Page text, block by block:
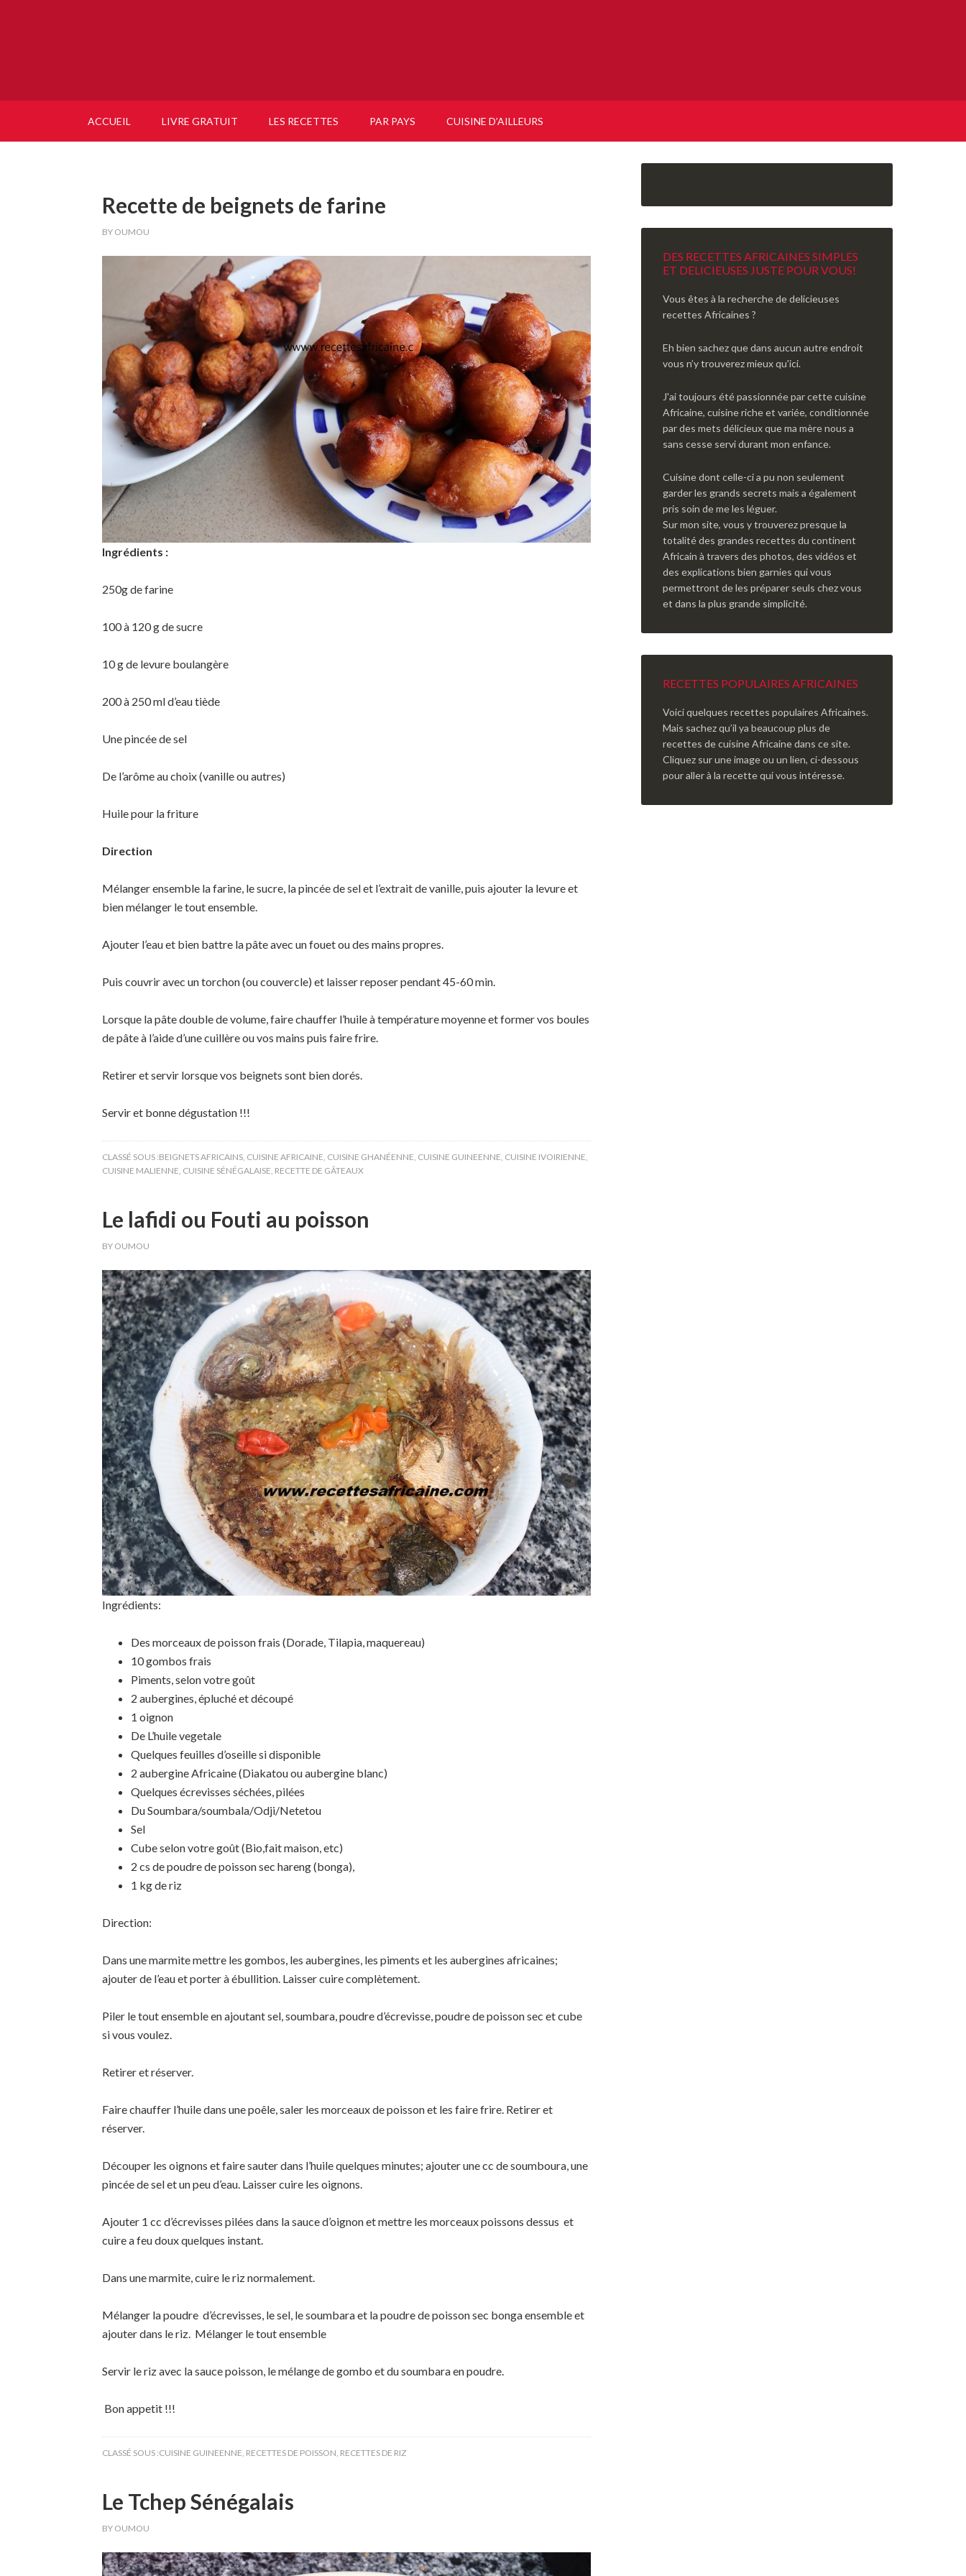
ACCUEIL LIVRE GRATUIT LES RECETTES PAR PAYS CUISINE D’AILLEURS
Recette de beignets de farine
BY OUMOU
Ingrédients :
250g de farine
100 à 120 g de sucre
10 g de levure boulangère
200 à 250 ml d’eau tiède
Une pincée de sel
De l’arôme au choix (vanille ou autres)
Huile pour la friture
Direction
Mélanger ensemble la farine, le sucre, la pincée de sel et l’extrait de vanille, puis ajouter la levure et
bien mélanger le tout ensemble.
Ajouter l’eau et bien battre la pâte avec un fouet ou des mains propres.
Puis couvrir avec un torchon (ou couvercle) et laisser reposer pendant 45-60 min.
Lorsque la pâte double de volume, faire chauffer l’huile à température moyenne et former vos boules
de pâte à l’aide d’une cuillère ou vos mains puis faire frire.
Retirer et servir lorsque vos beignets sont bien dorés.
Servir et bonne dégustation !!!
CLASSÉ SOUS :BEIGNETS AFRICAINS CUISINE AFRICAINE CUISINE GHANÉENNE CUISINE GUINEENNE CUISINE IVOIRIENNE
CUISINE MALIENNE CUISINE SÉNÉGALAISE RECETTE DE GÂTEAUX
Le lafidi ou Fouti au poisson
BY OUMOU
Ingrédients:
Des morceaux de poisson frais (Dorade, Tilapia, maquereau)
10 gombos frais
Piments, selon votre goût
2 aubergines, épluché et découpé
1 oignon
De L’huile vegetale
Quelques feuilles d’oseille si disponible
2 aubergine Africaine (Diakatou ou aubergine blanc)
Quelques écrevisses séchées, pilées
Du Soumbara/soumbala/Odji/Netetou
Sel
Cube selon votre goût (Bio,fait maison, etc)
2 cs de poudre de poisson sec hareng (bonga),
1 kg de riz
Direction:
Dans une marmite mettre les gombos, les aubergines, les piments et les aubergines africaines;
ajouter de l’eau et porter à ébullition. Laisser cuire complètement.
Piler le tout ensemble en ajoutant sel, soumbara, poudre d’écrevisse, poudre de poisson sec et cube
si vous voulez.
Retirer et réserver.
Faire chauffer l’huile dans une poêle, saler les morceaux de poisson et les faire frire. Retirer et
réserver.
Découper les oignons et faire sauter dans l’huile quelques minutes; ajouter une cc de soumboura, une
pincée de sel et un peu d’eau. Laisser cuire les oignons.
Ajouter 1 cc d’écrevisses pilées dans la sauce d’oignon et mettre les morceaux poissons dessus et
cuire a feu doux quelques instant.
Dans une marmite, cuire le riz normalement.
Mélanger la poudre d’écrevisses, le sel, le soumbara et la poudre de poisson sec bonga ensemble et
ajouter dans le riz. Mélanger le tout ensemble
Servir le riz avec la sauce poisson, le mélange de gombo et du soumbara en poudre.
Bon appetit !!!
CLASSÉ SOUS :CUISINE GUINEENNE RECETTES DE POISSON RECETTES DE RIZ
Le Tchep Sénégalais
BY OUMOU
DES RECETTES AFRICAINES SIMPLES
ET DELICIEUSES JUSTE POUR VOUS!
Vous êtes à la recherche de delicieuses
recettes Africaines ?
Eh bien sachez que dans aucun autre endroit
vous n’y trouverez mieux qu'ici.
J'ai toujours été passionnée par cette cuisine
Africaine, cuisine riche et variée, conditionnée
par des mets délicieux que ma mère nous a
sans cesse servi durant mon enfance.
Cuisine dont celle-ci a pu non seulement
garder les grands secrets mais a également
pris soin de me les léguer.
Sur mon site, vous y trouverez presque la
totalité des grandes recettes du continent
Africain à travers des photos, des vidéos et
des explications bien garnies qui vous
permettront de les préparer seuls chez vous
et dans la plus grande simplicité.
RECETTES POPULAIRES AFRICAINES
Voici quelques recettes populaires Africaines.
Mais sachez qu’il ya beaucoup plus de
recettes de cuisine Africaine dans ce site.
Cliquez sur une image ou un lien, ci-dessous
pour aller à la recette qui vous intéresse.